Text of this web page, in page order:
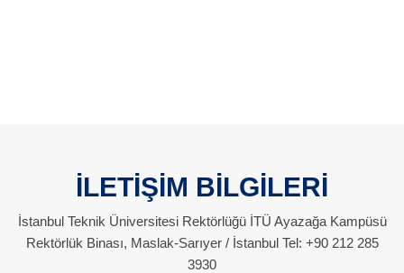
İLETİŞİM BİLGİLERİ
İstanbul Teknik Üniversitesi Rektörlüğü İTÜ Ayazağa Kampüsü
Rektörlük Binası, Maslak-Sarıyer / İstanbul Tel: +90 212 285
3930